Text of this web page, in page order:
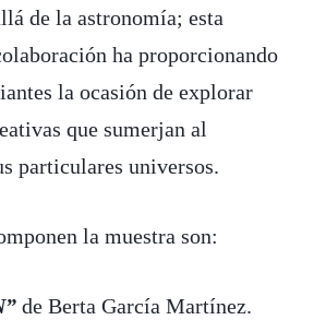
de la astronomía; esta
ha proporcionando
la ocasión de explorar
que sumerjan al
particulares universos.
la muestra son:
de Berta García Martínez.